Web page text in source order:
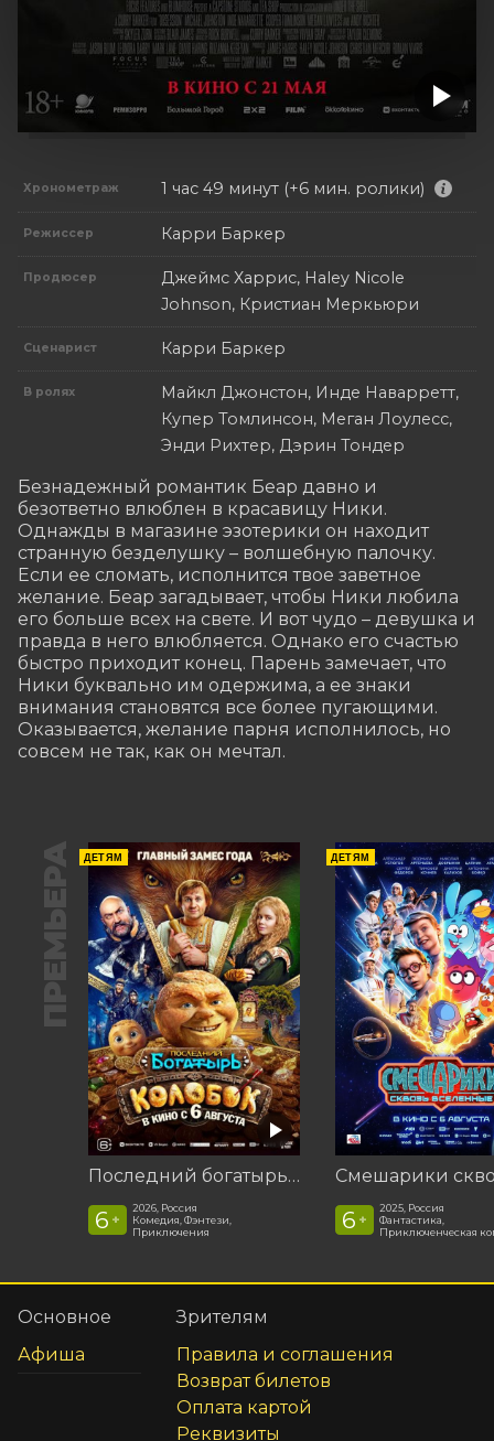
Хронометраж 1 час 49 минут (+6 мин. ролики)
Режиссер Карри Баркер
Продюсер
Джеймс Харрис, Haley Nicole
Johnson, Кристиан Меркьюри
Сценарист Карри Баркер
В ролях
Майкл Джонстон, Инде Наварретт,
Купер Томлинсон, Меган Лоулесс,
Энди Рихтер, Дэрин Тондер
Безнадежный романтик Беар давно и
безответно влюблен в красавицу Ники.
Однажды в магазине эзотерики он находит
странную безделушку – волшебную палочку.
Если ее сломать, исполнится твое заветное
желание. Беар загадывает, чтобы Ники любила
его больше всех на свете. И вот чудо – девушка и
правда в него влюбляется. Однако его счастью
быстро приходит конец. Парень замечает, что
Ники буквально им одержима, а ее знаки
внимания становятся все более пугающими.
Оказывается, желание парня исполнилось, но
совсем не так, как он мечтал.
ПРЕМЬЕРА ДЕТЯМ
Последний богатырь. Колобок
6 +
2026, Россия
Комедия, Фэнтези,
Приключения
ДЕТЯМ
6 +
2025, Россия
Фантастика,
Приключенческая
Основное
Афиша
Зрителям
Правила и соглашения
Возврат билетов
Оплата картой
Реквизиты